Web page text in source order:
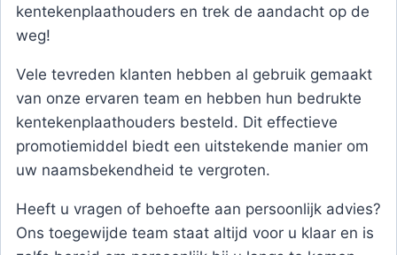
kentekenplaathouders en trek de aandacht op de
weg!
Vele tevreden klanten hebben al gebruik gemaakt
van onze ervaren team en hebben hun bedrukte
kentekenplaathouders besteld. Dit effectieve
promotiemiddel biedt een uitstekende manier om
uw naamsbekendheid te vergroten.
Heeft u vragen of behoefte aan persoonlijk advies?
Ons toegewijde team staat altijd voor u klaar en is